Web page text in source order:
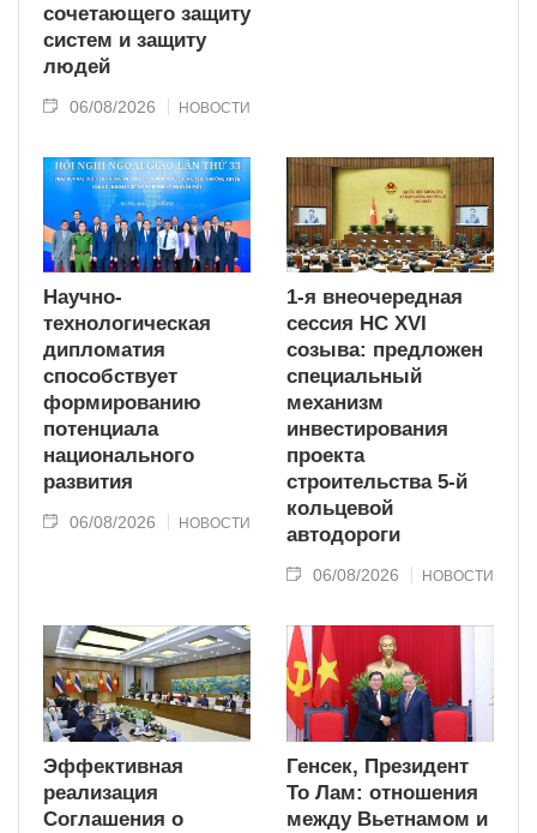
сочетающего защиту
систем и защиту
людей
06/08/2026 НОВОСТИ
Научно-
технологическая
дипломатия
способствует
формированию
потенциала
национального
развития
06/08/2026 НОВОСТИ
1-я внеочередная
сессия НС XVI
созыва: предложен
специальный
механизм
инвестирования
проекта
строительства 5-й
кольцевой
автодороги
06/08/2026 НОВОСТИ
Эффективная
реализация
Соглашения о
Генсек, Президент
То Лам: отношения
между Вьетнамом и